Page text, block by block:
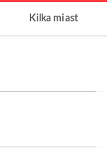
Kilka miast